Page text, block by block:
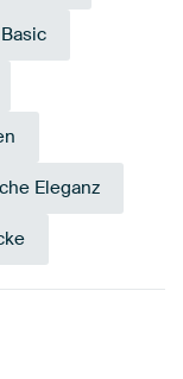
Basic
Eleganz